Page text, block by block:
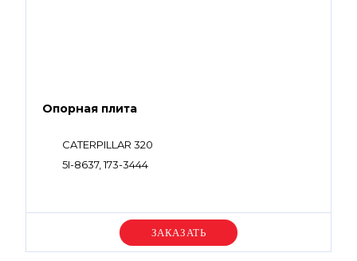
Опорная плита
CATERPILLAR 320
5I-8637, 173-3444
Уточняйте цену